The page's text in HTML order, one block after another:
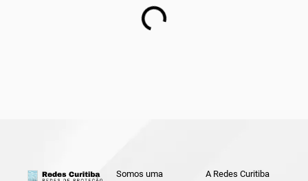
Somos uma
A Redes Curitiba